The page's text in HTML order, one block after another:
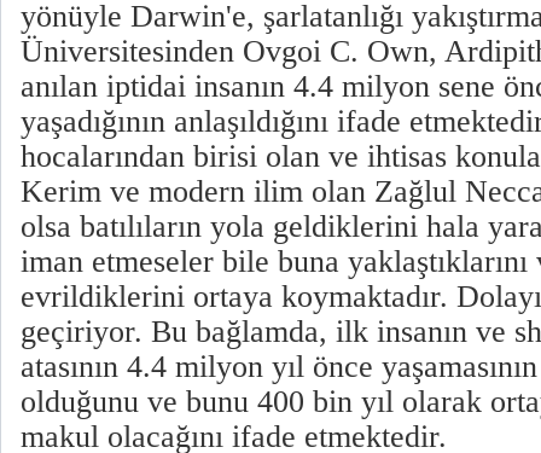
yönüyle Darwin'e, şarlatanlığı
Üniversitesinden Ovgoi C. Own,
anılan iptidai insanın 4.4 milyon sene
yaşadığının anlaşıldığını ifade
hocalarından birisi olan ve ihtisas
Kerim ve modern ilim olan Zağlul
olsa batılıların yola geldiklerini hala
iman etmeseler bile buna
evrildiklerini ortaya koymaktadır.
geçiriyor. Bu bağlamda, ilk insanın ve
atasının 4.4 milyon yıl önce
olduğunu ve bunu 400 bin yıl olarak
makul olacağını ifade etmektedir.